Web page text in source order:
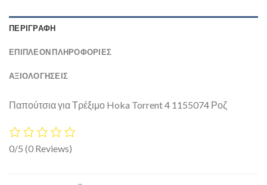
ΠΕΡΙΓΡΑΦΉ
ΕΠΙΠΛΈΟΝ ΠΛΗΡΟΦΟΡΊΕΣ
ΑΞΙΟΛΟΓΗΣΕΙΣ
Παπούτσια για Τρέξιμο Hoka Torrent 4 1155074 Ροζ
0/5 (0 Reviews)